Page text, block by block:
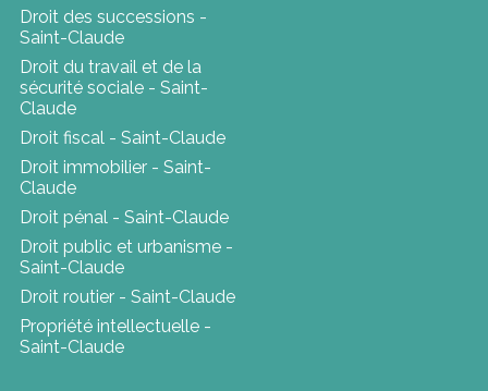
Droit des successions -
Saint-Claude
Droit du travail et de la
sécurité sociale - Saint-
Claude
Droit fiscal - Saint-Claude
Droit immobilier - Saint-
Claude
Droit pénal - Saint-Claude
Droit public et urbanisme -
Saint-Claude
Droit routier - Saint-Claude
Propriété intellectuelle -
Saint-Claude